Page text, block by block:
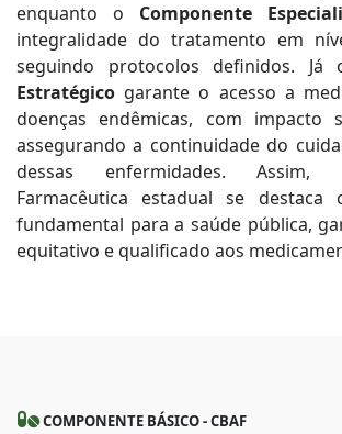
enquanto o Componente
integralidade do tratamento em
seguindo protocolos definidos. Já
Estratégico garante o acesso a
doenças endêmicas, com impacto
assegurando a continuidade do
dessas enfermidades. Assim,
Farmacêutica estadual se
fundamental para a saúde pública,
equitativo e qualificado aos
COMPONENTE BÁSICO - CBAF